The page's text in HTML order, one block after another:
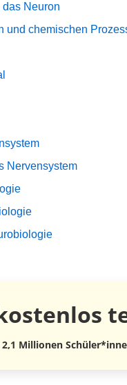
Neuron
und chemischen
Nervensystem
2,1 Millionen